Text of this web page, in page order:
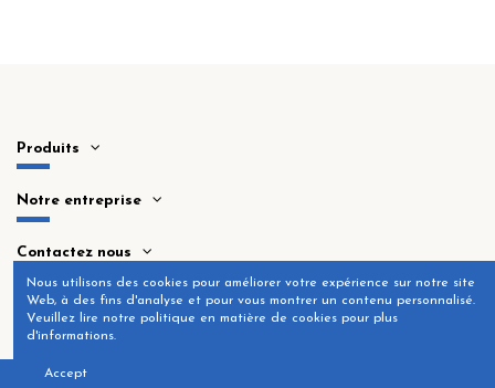
Produits
Notre entreprise
Contactez nous
Nous utilisons des cookies pour améliorer votre expérience sur notre site
Web, à des fins d'analyse et pour vous montrer un contenu personnalisé.
Veuillez lire notre politique en matière de cookies pour plus
d'informations.
Accept